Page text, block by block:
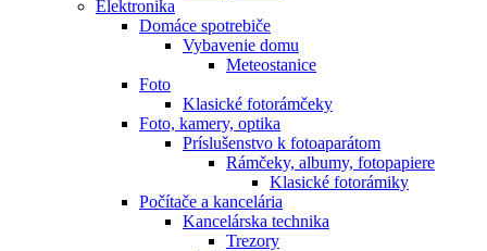
Elektronika
Domáce spotrebiče
Vybavenie domu
Meteostanice
Foto
Klasické fotorámčeky
Foto, kamery, optika
Príslušenstvo k fotoaparátom
Rámčeky, albumy, fotopapiere
Klasické fotorámiky
Počítače a kancelária
Kancelárska technika
Trezory